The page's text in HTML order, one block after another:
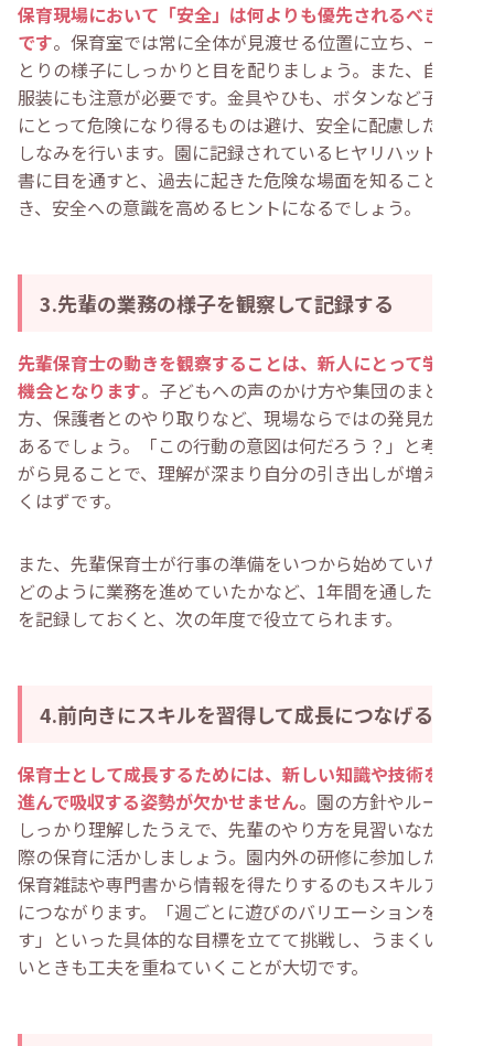
保育現場において「安全」は何よりも優先されるべき要素
です。保育室では常に全体が見渡せる位置に立ち、一人ひ
とりの様子にしっかりと目を配りましょう。また、自身の
服装にも注意が必要です。金具やひも、ボタンなど子ども
にとって危険になり得るものは避け、安全に配慮した身だ
しなみを行います。園に記録されているヒヤリハット報告
書に目を通すと、過去に起きた危険な場面を知ることがで
き、安全への意識を高めるヒントになるでしょう。
3.先輩の業務の様子を観察して記録する
先輩保育士の動きを観察することは、新人にとって学びの
機会となります。子どもへの声のかけ方や集団のまとめ
方、保護者とのやり取りなど、現場ならではの発見が多く
あるでしょう。「この行動の意図は何だろう？」と考えな
がら見ることで、理解が深まり自分の引き出しが増えてい
くはずです。
また、先輩保育士が行事の準備をいつから始めていたか、
どのように業務を進めていたかなど、1年間を通した動き
を記録しておくと、次の年度で役立てられます。
4.前向きにスキルを習得して成長につなげる
保育士として成長するためには、新しい知識や技術を自ら
進んで吸収する姿勢が欠かせません。園の方針やルールを
しっかり理解したうえで、先輩のやり方を見習いながら実
際の保育に活かしましょう。園内外の研修に参加したり、
保育雑誌や専門書から情報を得たりするのもスキルアップ
につながります。「週ごとに遊びのバリエーションを増や
す」といった具体的な目標を立てて挑戦し、うまくいかな
いときも工夫を重ねていくことが大切です。